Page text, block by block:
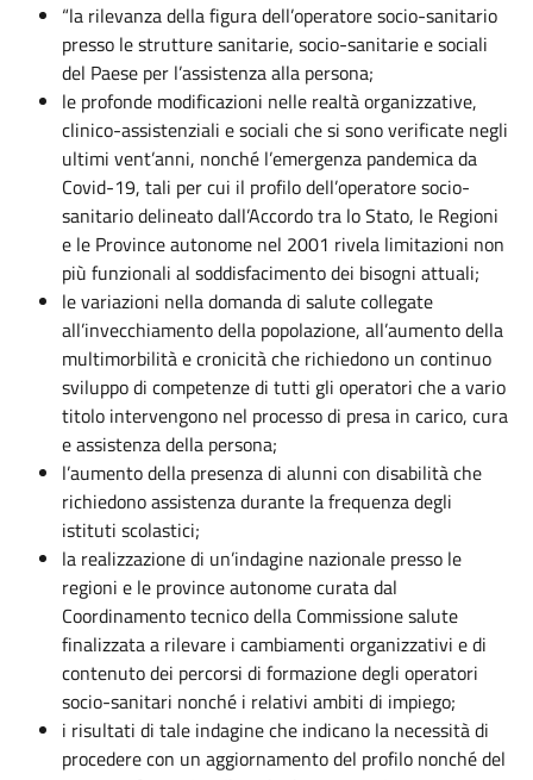
“la rilevanza della figura dell’operatore socio-sanitario
presso le strutture sanitarie, socio-sanitarie e sociali
del Paese per l’assistenza alla persona;
le profonde modificazioni nelle realtà organizzative,
clinico-assistenziali e sociali che si sono verificate negli
ultimi vent’anni, nonché l’emergenza pandemica da
Covid-19, tali per cui il profilo dell’operatore socio-
sanitario delineato dall’Accordo tra lo Stato, le Regioni
e le Province autonome nel 2001 rivela limitazioni non
più funzionali al soddisfacimento dei bisogni attuali;
le variazioni nella domanda di salute collegate
all’invecchiamento della popolazione, all’aumento della
multimorbilità e cronicità che richiedono un continuo
sviluppo di competenze di tutti gli operatori che a vario
titolo intervengono nel processo di presa in carico, cura
e assistenza della persona;
l’aumento della presenza di alunni con disabilità che
richiedono assistenza durante la frequenza degli
istituti scolastici;
la realizzazione di un’indagine nazionale presso le
regioni e le province autonome curata dal
Coordinamento tecnico della Commissione salute
finalizzata a rilevare i cambiamenti organizzativi e di
contenuto dei percorsi di formazione degli operatori
socio-sanitari nonché i relativi ambiti di impiego;
i risultati di tale indagine che indicano la necessità di
procedere con un aggiornamento del profilo nonché del